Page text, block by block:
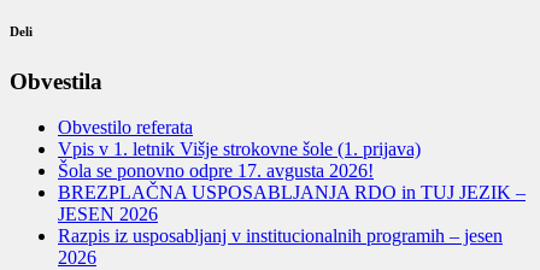
Deli
Obvestila
Obvestilo referata
Vpis v 1. letnik Višje strokovne šole (1. prijava)
Šola se ponovno odpre 17. avgusta 2026!
BREZPLAČNA USPOSABLJANJA RDO in TUJ JEZIK –
JESEN 2026
Razpis iz usposabljanj v institucionalnih programih – jesen
2026